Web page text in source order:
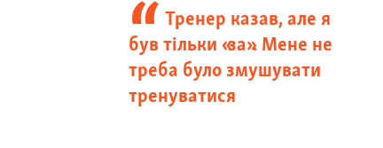
Тренер казав, але я
був тільки «за». Мене не
треба було змушувати
тренуватися